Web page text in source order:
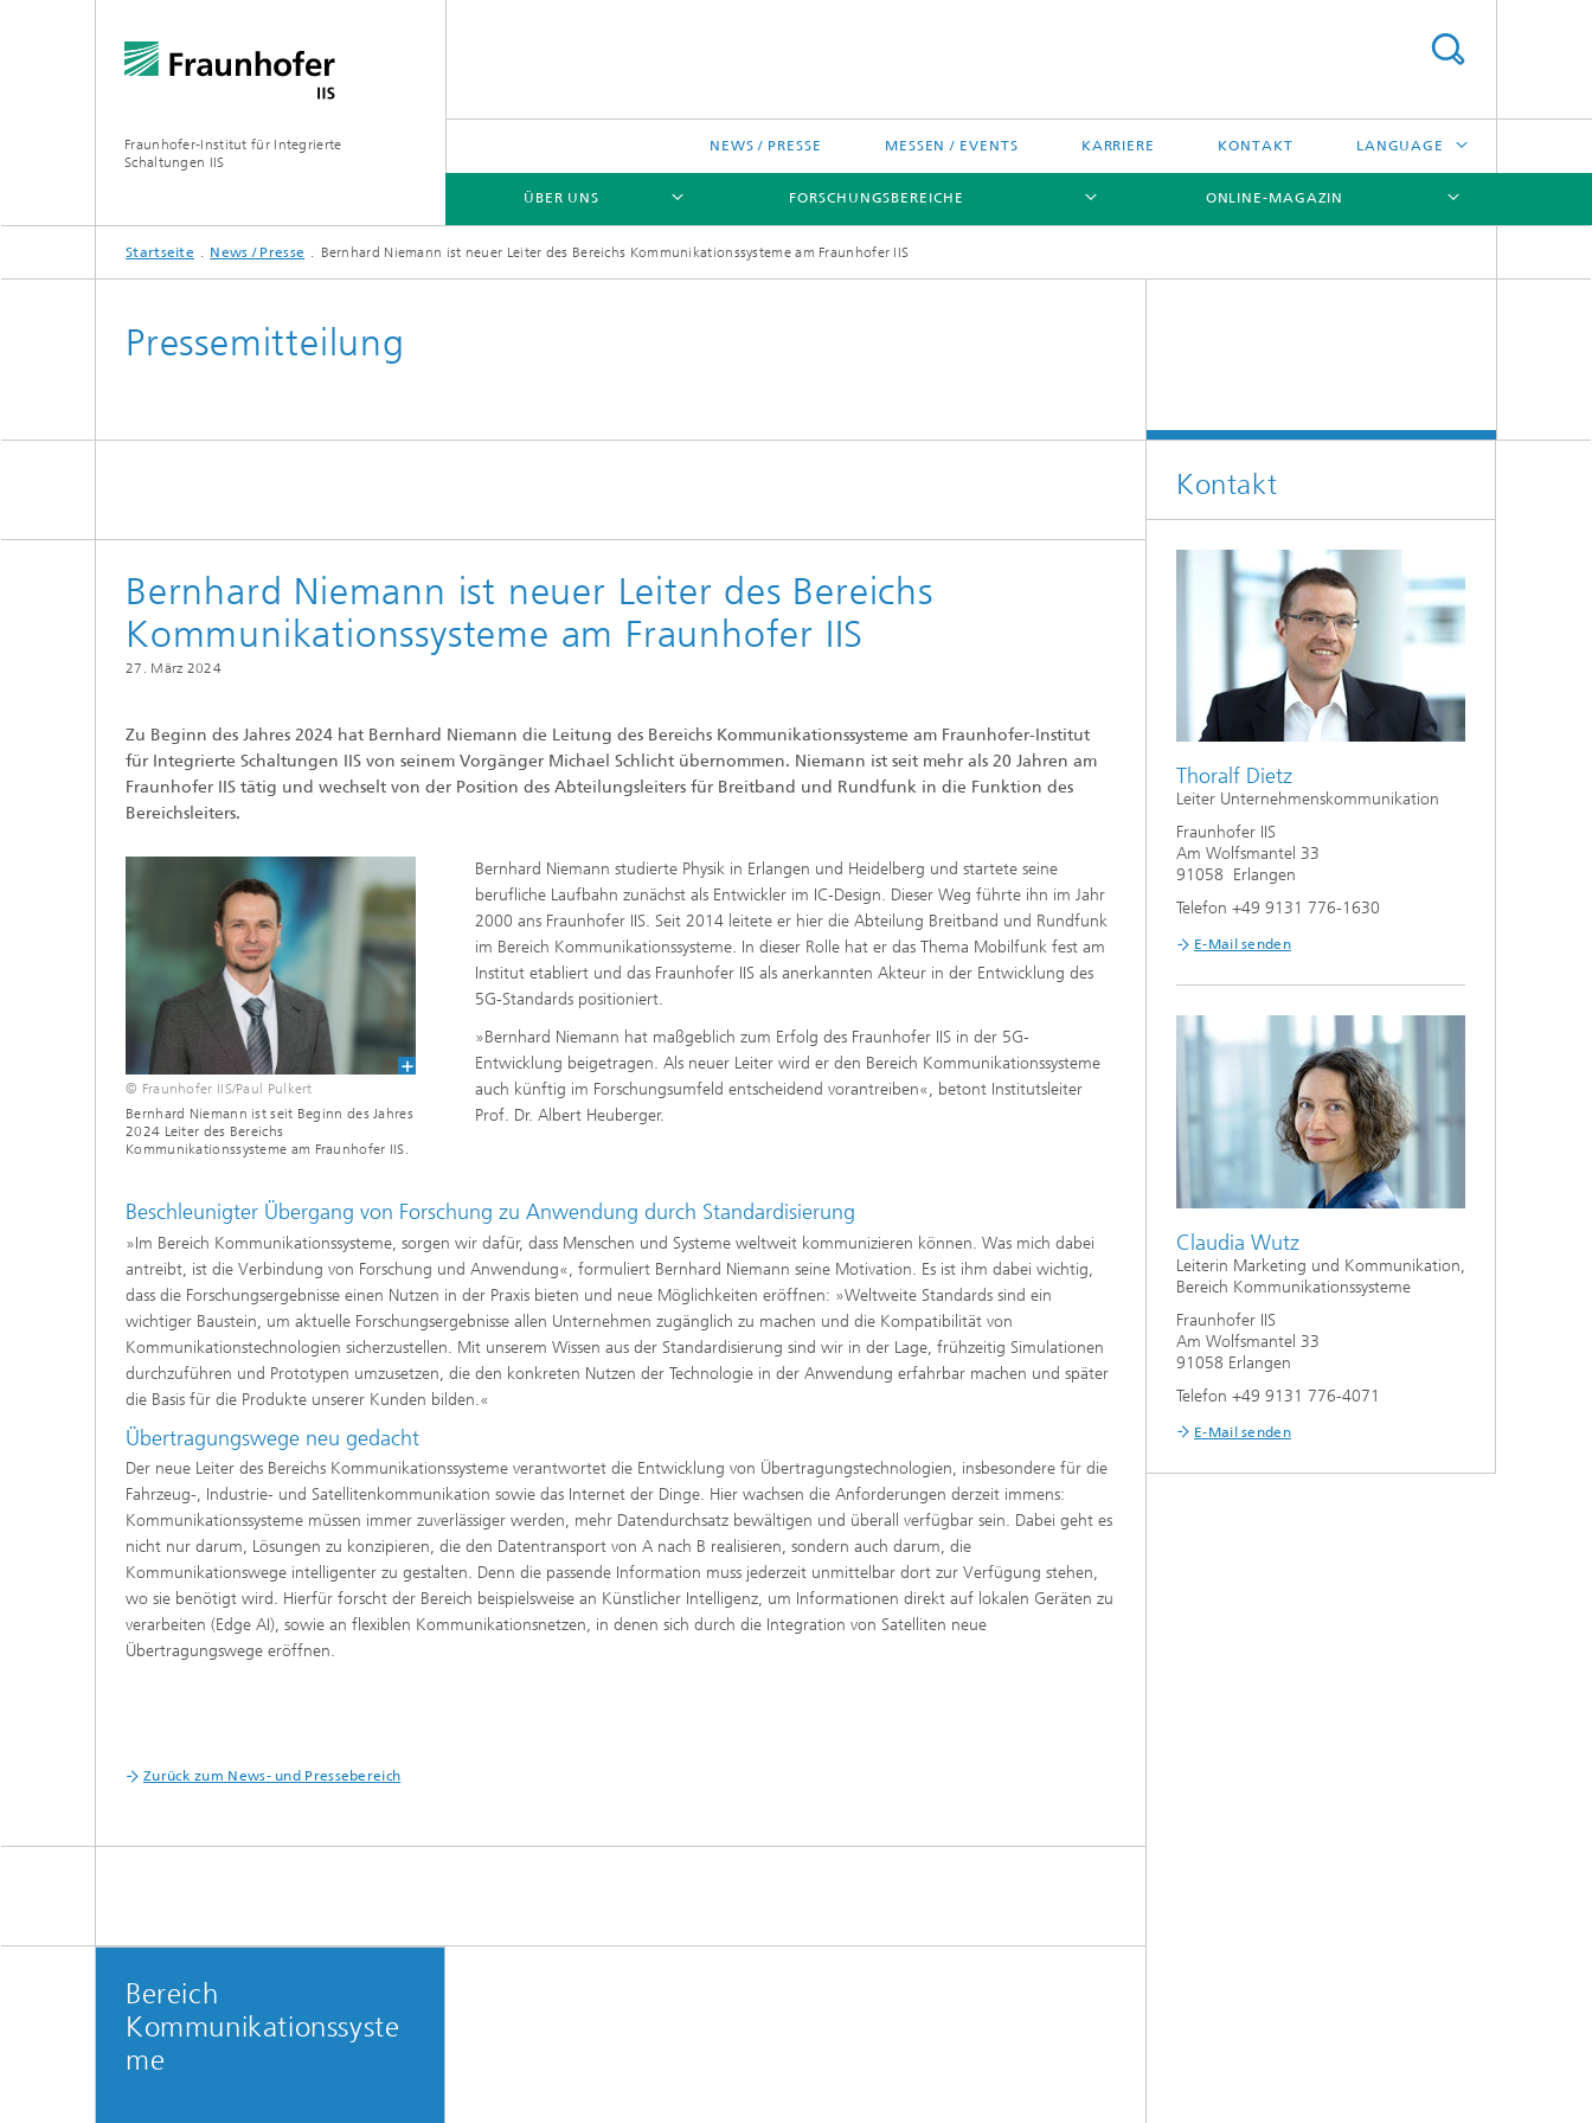
Fraunhofer-Institut für Integrierte
Schaltungen IIS
NEWS / PRESSE MESSEN / EVENTS KARRIERE KONTAKT LANGUAGE
ÜBER UNS
ÜBER UNS
FORSCHUNGSBEREICHE
FORSCHUNGSBEREICHE
ONLINE-MAGAZIN
ONLINE-MAGAZIN
Startseite News / Presse Bernhard Niemann ist neuer Leiter des Bereichs Kommunikationssysteme am Fraunhofer IIS
Pressemitteilung
Bernhard Niemann ist neuer Leiter des Bereichs
Kommunikationssysteme am Fraunhofer IIS
27. März 2024
Zu Beginn des Jahres 2024 hat Bernhard Niemann die Leitung des Bereichs Kommunikationssysteme am Fraunhofer-Institut
für Integrierte Schaltungen IIS von seinem Vorgänger Michael Schlicht übernommen. Niemann ist seit mehr als 20 Jahren am
Fraunhofer IIS tätig und wechselt von der Position des Abteilungsleiters für Breitband und Rundfunk in die Funktion des
Bereichsleiters.
© Fraunhofer IIS/Paul Pulkert
Bernhard Niemann ist seit Beginn des Jahres
2024 Leiter des Bereichs
Kommunikationssysteme am Fraunhofer IIS.
Bernhard Niemann studierte Physik in Erlangen und Heidelberg und startete seine
berufliche Laufbahn zunächst als Entwickler im IC-Design. Dieser Weg führte ihn im Jahr
2000 ans Fraunhofer IIS. Seit 2014 leitete er hier die Abteilung Breitband und Rundfunk
im Bereich Kommunikationssysteme. In dieser Rolle hat er das Thema Mobilfunk fest am
Institut etabliert und das Fraunhofer IIS als anerkannten Akteur in der Entwicklung des
5G-Standards positioniert.
»Bernhard Niemann hat maßgeblich zum Erfolg des Fraunhofer IIS in der 5G-
Entwicklung beigetragen. Als neuer Leiter wird er den Bereich Kommunikationssysteme
auch künftig im Forschungsumfeld entscheidend vorantreiben«, betont Institutsleiter
Prof. Dr. Albert Heuberger.
Beschleunigter Übergang von Forschung zu Anwendung durch Standardisierung
»Im Bereich Kommunikationssysteme, sorgen wir dafür, dass Menschen und Systeme weltweit kommunizieren können. Was mich dabei
antreibt, ist die Verbindung von Forschung und Anwendung«, formuliert Bernhard Niemann seine Motivation. Es ist ihm dabei wichtig,
dass die Forschungsergebnisse einen Nutzen in der Praxis bieten und neue Möglichkeiten eröffnen: »Weltweite Standards sind ein
wichtiger Baustein, um aktuelle Forschungsergebnisse allen Unternehmen zugänglich zu machen und die Kompatibilität von
Kommunikationstechnologien sicherzustellen. Mit unserem Wissen aus der Standardisierung sind wir in der Lage, frühzeitig Simulationen
durchzuführen und Prototypen umzusetzen, die den konkreten Nutzen der Technologie in der Anwendung erfahrbar machen und später
die Basis für die Produkte unserer Kunden bilden.«
Übertragungswege neu gedacht
Der neue Leiter des Bereichs Kommunikationssysteme verantwortet die Entwicklung von Übertragungstechnologien, insbesondere für die
Fahrzeug-, Industrie- und Satellitenkommunikation sowie das Internet der Dinge. Hier wachsen die Anforderungen derzeit immens:
Kommunikationssysteme müssen immer zuverlässiger werden, mehr Datendurchsatz bewältigen und überall verfügbar sein. Dabei geht es
nicht nur darum, Lösungen zu konzipieren, die den Datentransport von A nach B realisieren, sondern auch darum, die
Kommunikationswege intelligenter zu gestalten. Denn die passende Information muss jederzeit unmittelbar dort zur Verfügung stehen,
wo sie benötigt wird. Hierfür forscht der Bereich beispielsweise an Künstlicher Intelligenz, um Informationen direkt auf lokalen Geräten zu
verarbeiten (Edge AI), sowie an flexiblen Kommunikationsnetzen, in denen sich durch die Integration von Satelliten neue
Übertragungswege eröffnen.
Zurück zum News- und Pressebereich
Bereich
Kommunikationssyste
me
Kontakt
Thoralf Dietz
Leiter Unternehmenskommunikation
Fraunhofer IIS
Am Wolfsmantel 33
91058 Erlangen
Telefon +49 9131 776-1630
E-Mail senden
Claudia Wutz
Leiterin Marketing und Kommunikation,
Bereich Kommunikationssysteme
Fraunhofer IIS
Am Wolfsmantel 33
91058 Erlangen
Telefon +49 9131 776-4071
E-Mail senden